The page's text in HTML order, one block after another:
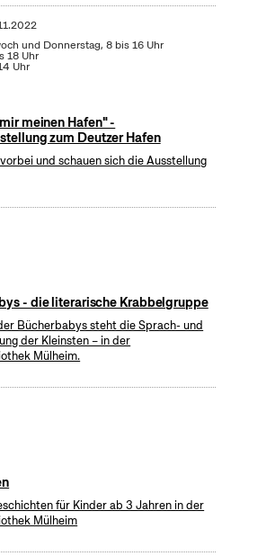
und Donnerstag, 8 bis 16 Uhr
18 Uhr
Uhr
meinen Hafen" -
zum Deutzer Hafen
und schauen sich die Ausstellung
- die literarische Krabbelgruppe
Bücherbabys steht die Sprach- und
der Kleinsten – in der
Mülheim.
für Kinder ab 3 Jahren in der
Mülheim